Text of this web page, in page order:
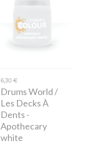
6,30 €
Drums World /
Les Decks À
Dents -
Apothecary
white